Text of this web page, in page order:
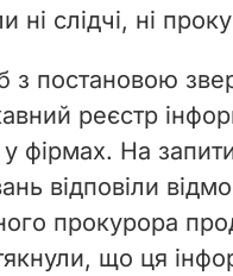
ні слідчі, ні
постановою
реєстр
у фірмах. На
відповіли
прокурора
що ця